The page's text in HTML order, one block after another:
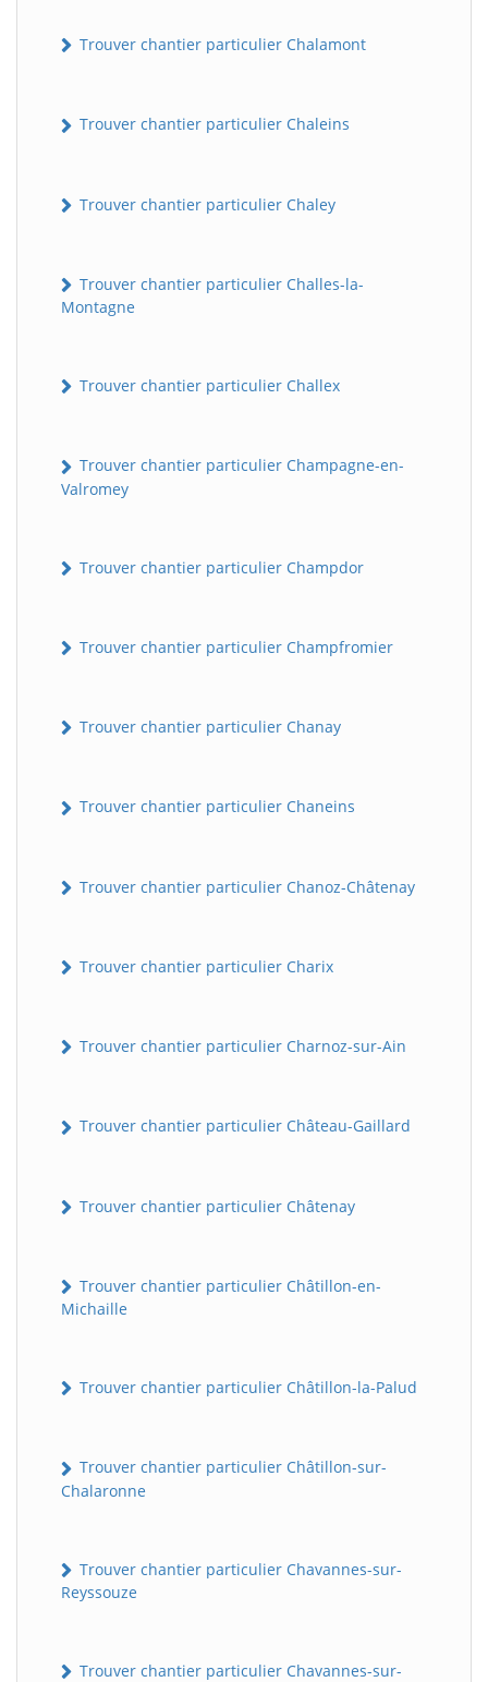
Trouver chantier particulier Chalamont
Trouver chantier particulier Chaleins
Trouver chantier particulier Chaley
Trouver chantier particulier Challes-la-
Montagne
Trouver chantier particulier Challex
Trouver chantier particulier Champagne-en-
Valromey
Trouver chantier particulier Champdor
Trouver chantier particulier Champfromier
Trouver chantier particulier Chanay
Trouver chantier particulier Chaneins
Trouver chantier particulier Chanoz-Châtenay
Trouver chantier particulier Charix
Trouver chantier particulier Charnoz-sur-Ain
Trouver chantier particulier Château-Gaillard
Trouver chantier particulier Châtenay
Trouver chantier particulier Châtillon-en-
Michaille
Trouver chantier particulier Châtillon-la-Palud
Trouver chantier particulier Châtillon-sur-
Chalaronne
Trouver chantier particulier Chavannes-sur-
Reyssouze
Trouver chantier particulier Chavannes-sur-